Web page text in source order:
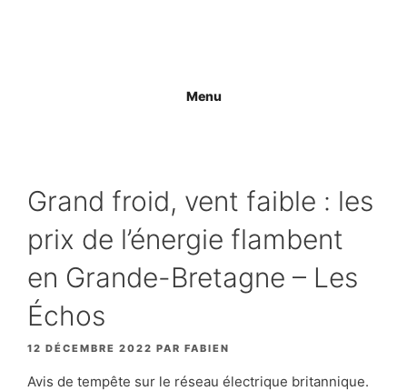
Menu
Grand froid, vent faible : les
prix de l’énergie flambent
en Grande-Bretagne – Les
Échos
12 DÉCEMBRE 2022 PAR FABIEN
Avis de tempête sur le réseau électrique britannique.